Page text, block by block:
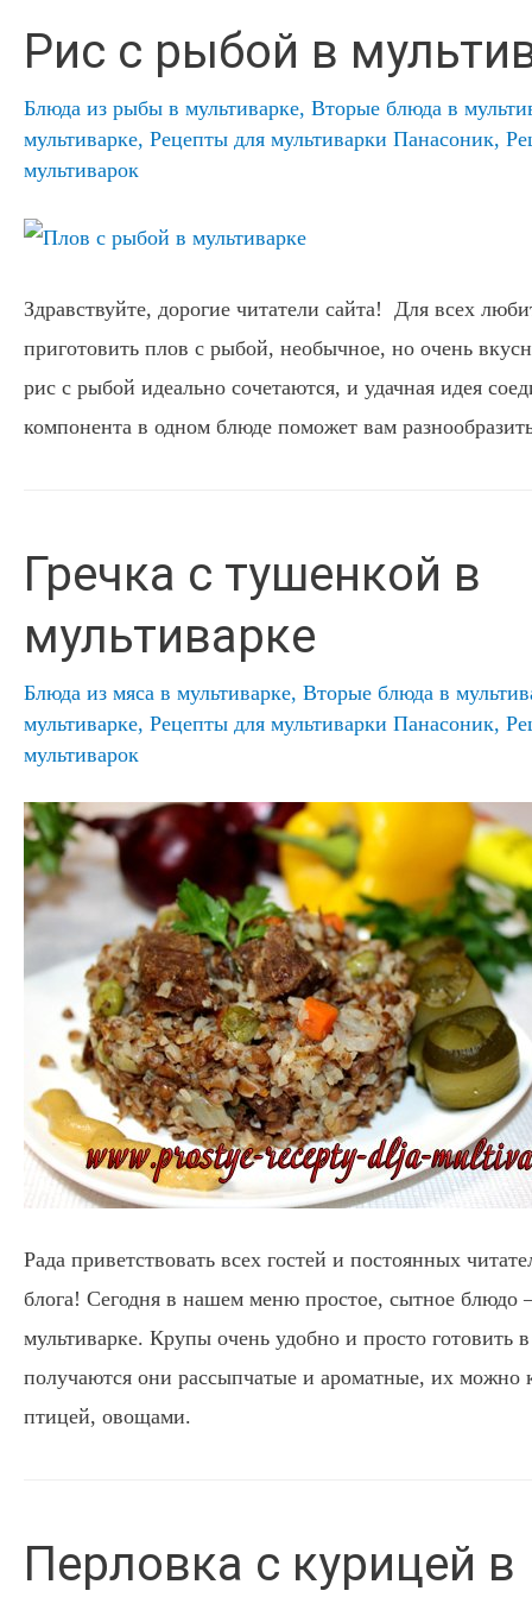
Рис с рыбой в
Блюда из рыбы в мультиварке, Вторые блюда в
мультиварке, Рецепты для мультиварки Панасоник,
мультиварок
Здравствуйте, дорогие читатели сайта! Для всех
приготовить плов с рыбой, необычное, но очень
рис с рыбой идеально сочетаются, и удачная идея
компонента в одном блюде поможет вам
Гречка с тушенкой в
мультиварке
Блюда из мяса в мультиварке, Вторые блюда в
мультиварке, Рецепты для мультиварки Панасоник,
мультиварок
Рада приветствовать всех гостей и постоянных
блога! Сегодня в нашем меню простое, сытное блюдо
мультиварке. Крупы очень удобно и просто готовить
получаются они рассыпчатые и ароматные, их можно
птицей, овощами.
Перловка с курицей в